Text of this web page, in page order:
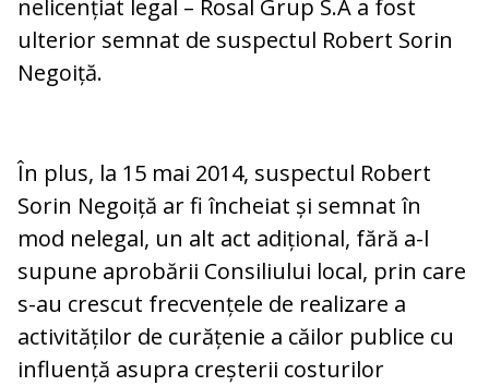
nelicențiat legal – Rosal Grup S.A a fost
ulterior semnat de suspectul Robert Sorin
Negoiță.
În plus, la 15 mai 2014, suspectul Robert
Sorin Negoiță ar fi încheiat și semnat în
mod nelegal, un alt act adițional, fără a-l
supune aprobării Consiliului local, prin care
s-au crescut frecvențele de realizare a
activităților de curățenie a căilor publice cu
influență asupra creșterii costurilor